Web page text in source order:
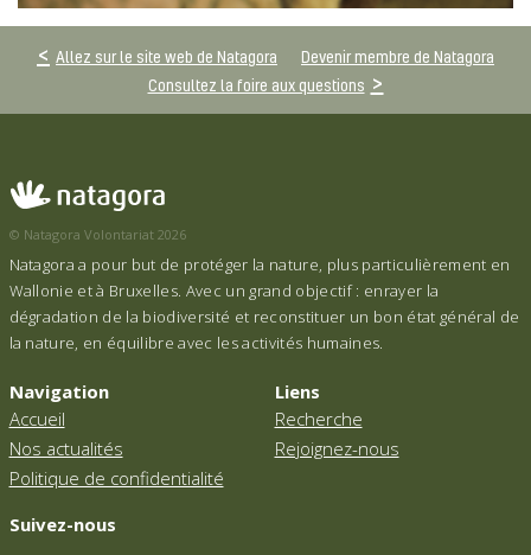
Allez sur le site web de Natagora
Devenir membre de Natagora
Consultez la foire aux questions
© Natagora Volontariat 2026
Natagora a pour but de protéger la nature, plus particulièrement en
Wallonie et à Bruxelles. Avec un grand objectif : enrayer la
dégradation de la biodiversité et reconstituer un bon état général de
la nature, en équilibre avec les activités humaines.
Navigation
Accueil
Nos actualités
Politique de confidentialité
Liens
Recherche
Rejoignez-nous
Suivez-nous